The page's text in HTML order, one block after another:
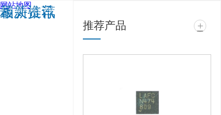
推荐产品 +
相关推荐
最新资讯
广州葫芦娃黄色网站电
网站地图